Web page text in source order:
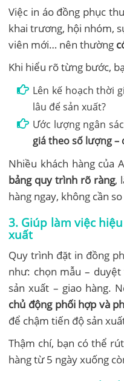
Việc in áo đồng phục
khai trương, hội nhóm,
viên mới… nên thường
Khi hiểu rõ từng bước,
Lên kế hoạch thời
lâu để sản xuất?
Ước lượng ngân
giá theo số lượng –
Nhiều khách hàng của
bảng quy trình rõ ràng,
hàng ngay, không cần
3. Giúp làm việc
xuất
Quy trình đặt in đồng
như: chọn mẫu –
sản xuất – giao hàng.
chủ động phối hợp và
để chậm tiến độ sản
Thậm chí, bạn có thể
hàng từ 5 ngày xuống